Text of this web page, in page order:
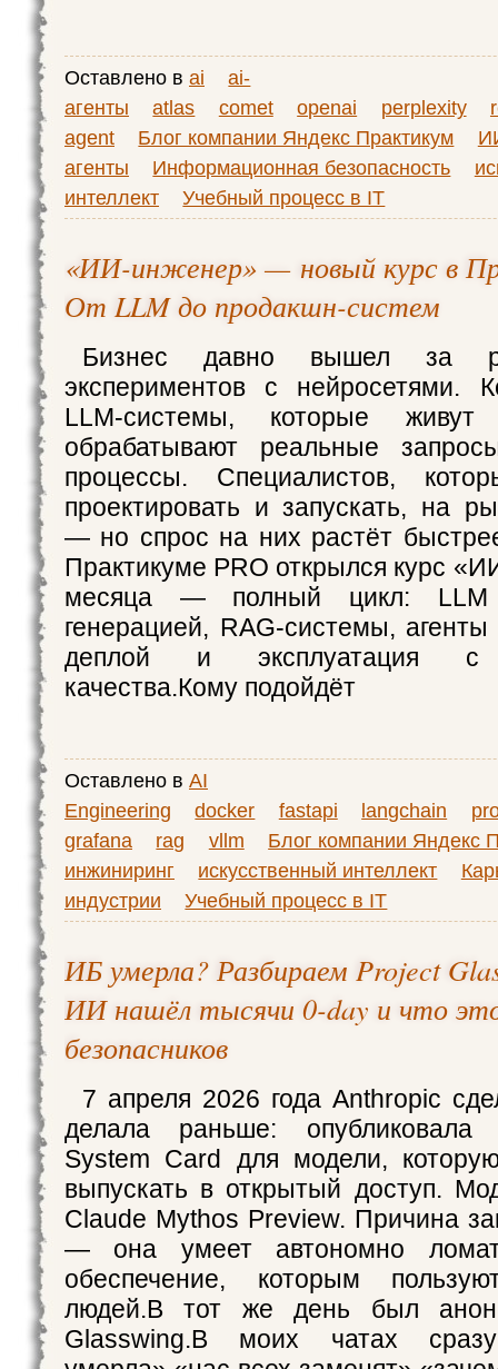
Оставлено в ai
ai-
агенты
atlas comet openai perplexity
agent
Блог компании Яндекс Практикум
агенты
Информационная безопасность
интеллект
Учебный процесс в IT
«ИИ-инженер» — новый курс в
От LLM до продакшн-систем
Бизнес давно вышел за
экспериментов с нейросетями.
LLM-системы, которые
обрабатывают реальные
процессы. Специалистов,
проектировать и запускать, на
— но спрос на них растёт
Практикуме PRO открылся курс
месяца — полный цикл: LLM
генерацией, RAG-системы,
деплой и эксплуатация с
качества.Кому подойдёт
Оставлено в AI
Engineering
docker fastapi langchain
grafana
rag vllm
Блог компании Яндекс
инжиниринг
искусственный интеллект
индустрии
Учебный процесс в IT
ИБ умерла? Разбираем Project
ИИ нашёл тысячи 0-day и что
безопасников
7 апреля 2026 года Anthropic
делала раньше: опубликовала
System Card для модели,
выпускать в открытый доступ.
Claude Mythos Preview. Причина
— она умеет автономно
обеспечение, которым
людей.В тот же день был
Glasswing.В моих чатах